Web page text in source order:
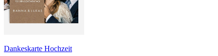
Dankeskarte Hochzeit